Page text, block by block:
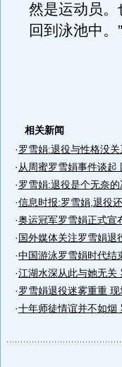
然是运动员
回到泳池中。
相关新闻
·罗雪娟:退役与性格没
· 从周蜜罗雪娟事件谈起
·罗雪娟:退役是个无奈
·信息时报:罗雪娟,退役
·奥运冠军罗雪娟正式宣
·国外媒体关注罗雪娟退
·中国游泳罗雪娟时代结
·江湖水深从此与她无关
·罗雪娟退役迷雾重重
·十年师徒情谊并不如烟